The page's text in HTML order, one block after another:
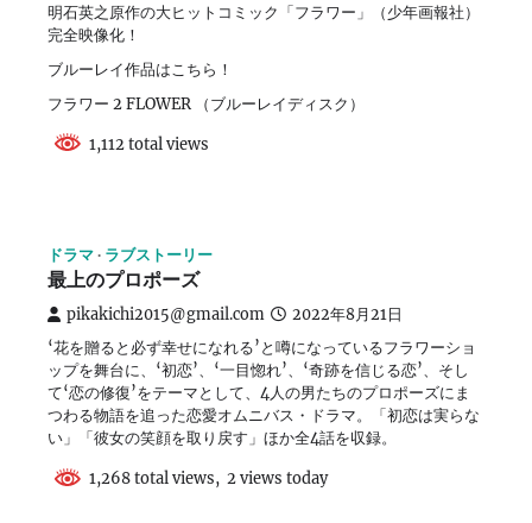
明石英之原作の大ヒットコミック「フラワー」（少年画報社）
完全映像化！
ブルーレイ作品はこちら！
フラワー 2 FLOWER （ブルーレイディスク）
1,112 total views
ドラマ ラブストーリー
最上のプロポーズ
pikakichi2015@gmail.com 2022年8月21日
‘花を贈ると必ず幸せになれる’と噂になっているフラワーショ
ップを舞台に、‘初恋’、‘一目惚れ’、‘奇跡を信じる恋’、そし
て‘恋の修復’をテーマとして、4人の男たちのプロポーズにま
つわる物語を追った恋愛オムニバス・ドラマ。「初恋は実らな
い」「彼女の笑顔を取り戻す」ほか全4話を収録。
1,268 total views, 2 views today